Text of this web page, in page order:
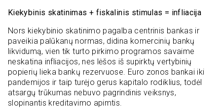
Kiekybinis skatinimas + fiskalinis stimulas = infliacija
Nors kiekybinio skatinimo pagalba centrinis bankas ir
paveikia palūkanų normas, didina komercinių bankų
likvidumą, vien tik turto pirkimo programos savaime
neskatina infliacijos, nes lėšos iš supirktų vertybinių
popierių lieka bankų rezervuose. Euro zonos bankai iki
pandemijos ir taip turėjo gerus kapitalo rodiklius, todėl
atsargų trūkumas nebuvo pagrindinis veiksnys,
slopinantis kreditavimo apimtis.